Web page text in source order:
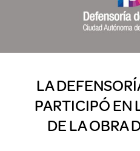
LA
PARTICIPÓ EN
DE LA OBRA